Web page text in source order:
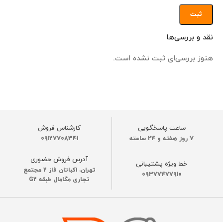
نقد و بررسی‌ها
هنوز بررسی‌ای ثبت نشده است.
ساعت پاسخگویی
7 روز هفته و 24 ساعته
کارشناس فروش
09127708341
خط ویژه پشتیبانی
09377477910
آدرس فروش حضوری
تهران، اکباتان فاز 2 مجتمع
تجاری مگامال طبقه G2